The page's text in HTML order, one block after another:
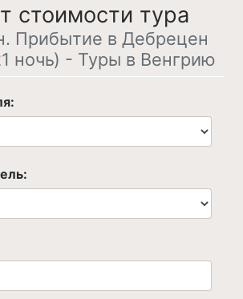
стоимости тура
Прибытие в Дебрецен
ночь) - Туры в Венгрию